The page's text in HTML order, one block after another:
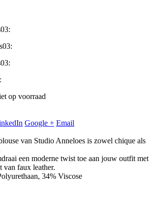
op voorraad
Google + Email
van Studio Anneloes is zowel chique als
een moderne twist toe aan jouw outfit met
van faux leather.
34% Viscose